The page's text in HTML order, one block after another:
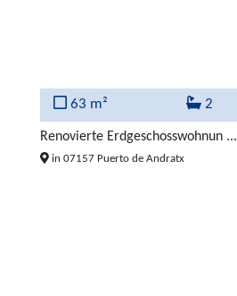
63 m² 2
Renovierte Erdgeschosswohnun ...
in 07157 Puerto de Andratx